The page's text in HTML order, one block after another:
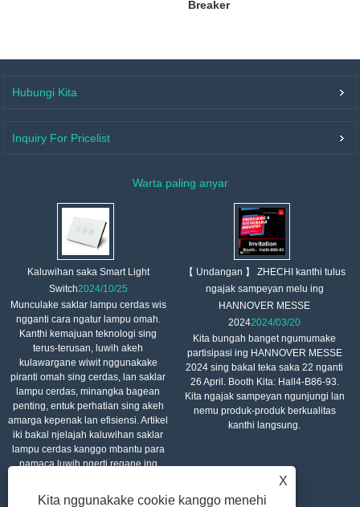
Breaker
Hubungi Kita
Inquiry For Pricelist
Warta paling anyar
Kaluwihan saka Smart Light
Switch2024/10/25
Munculake saklar lampu cerdas wis
ngganti cara ngatur lampu omah.
Kanthi kemajuan teknologi sing
terus-terusan, luwih akeh
kulawargane wiwit nggunakake
piranti omah sing cerdas, lan saklar
lampu cerdas, minangka bagean
penting, entuk perhatian sing akeh
amarga kepenak lan efisiensi. Artikel
iki bakal njelajah kaluwihan saklar
lampu cerdas kanggo mbantu para
pamaca luwih ngerti regane ing
【 Undangan 】 ZHECHI kanthi tulus
ngajak sampeyan melu ing
HANNOVER MESSE
20242024/03/20
Kita bungah banget ngumumake
partisipasi ing HANNOVER MESSE
2024 sing bakal teka saka 22 nganti
26 April. Booth Kita: Hall4-B86-93.
Kita ngajak sampeyan ngunjungi lan
nemu produk-produk berkualitas
kanthi langsung.
X
Kita nggunakake cookie kanggo menehi